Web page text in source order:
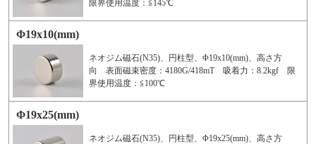
限界使用温度：≦145℃
Φ19x10(mm)
ネオジム磁石(N35)、円柱型、Φ19x10(mm)、高さ方
向 表面磁束密度：4180G/418mT 吸着力：8.2kgf 限
界使用温度：≦100℃
Φ19x25(mm)
ネオジム磁石(N35)、円柱型、Φ19x25(mm)、高さ方